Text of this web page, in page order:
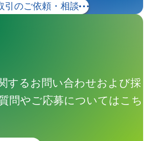
引のご依頼・相談
するお問い合わせおよび採
問やご応募についてはこち